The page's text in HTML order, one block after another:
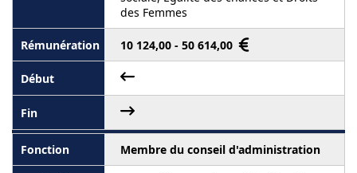
des Femmes
10 124,00 - 50 614,00
Membre du conseil d'administration